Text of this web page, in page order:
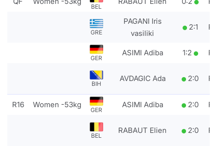
BEL
GRE
PAGANI Iris
vasiliki
2:1
GER
ASIMI Adiba 1:2
BIH
AVDAGIC Ada 2:0
R16 Women -53kg
GER
ASIMI Adiba 2:0
BEL
RABAUT Elien 2:0